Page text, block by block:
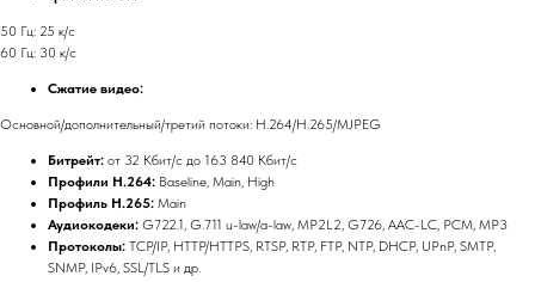
50 Гц: 25 к/с
60 Гц: 30 к/с
Сжатие видео:
Основной/дополнительный/третий потоки: H.264/H.265/MJPEG
Битрейт: от 32 Кбит/с до 163 840 Кбит/с
Профили H.264: Baseline, Main, High
Профиль H.265: Main
Аудиокодеки: G722.1, G.711 u-law/a-law, MP2L2, G726, AAC-LC, PCM, MP3
Протоколы: TCP/IP, HTTP/HTTPS, RTSP, RTP, FTP, NTP, DHCP, UPnP, SMTP,
SNMP, IPv6, SSL/TLS и др.